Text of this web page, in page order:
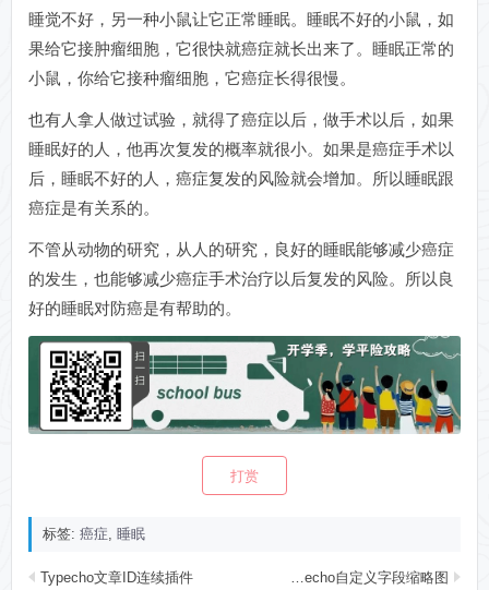
睡觉不好，另一种小鼠让它正常睡眠。睡眠不好的小鼠，如
果给它接肿瘤细胞，它很快就癌症就长出来了。睡眠正常的
小鼠，你给它接种瘤细胞，它癌症长得很慢。
也有人拿人做过试验，就得了癌症以后，做手术以后，如果
睡眠好的人，他再次复发的概率就很小。如果是癌症手术以
后，睡眠不好的人，癌症复发的风险就会增加。所以睡眠跟
癌症是有关系的。
不管从动物的研究，从人的研究，良好的睡眠能够减少癌症
的发生，也能够减少癌症手术治疗以后复发的风险。所以良
好的睡眠对防癌是有帮助的。
打赏
标签:癌症 睡眠
Typecho文章ID连续插件 Typecho自定义字段缩略图